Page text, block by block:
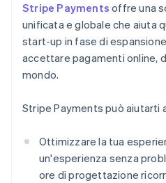
Stripe Payments offre una
unificata e globale che aiuta
start-up in fase di
accettare pagamenti online,
mondo.
Stripe Payments può aiutarti
Ottimizzare la tua
un'esperienza senza
ore di progettazione